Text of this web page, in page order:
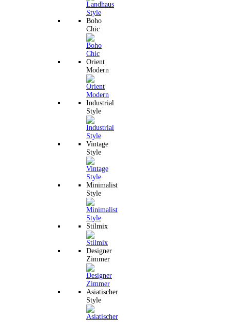
Boho
Chic
Orient
Modern
Industrial
Style
Vintage
Style
Minimalist
Style
Stilmix
Designer
Zimmer
Asiatischer
Style